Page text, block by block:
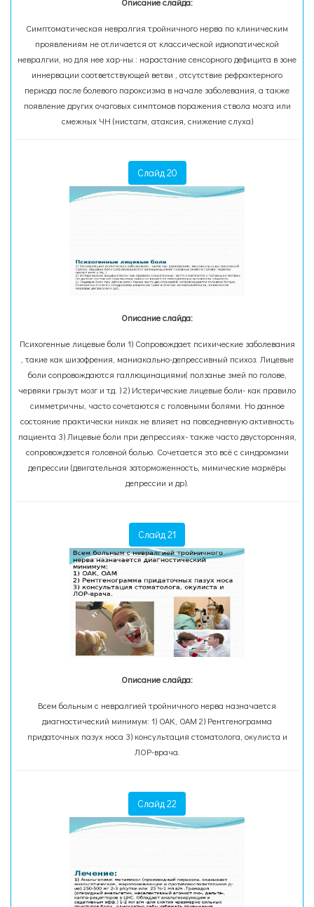
Симптоматическая невралгия тройничного нерва по клиническим
проявлениям не отличается от классической идиопатической
невралгии, но для нее хар-ны : нарастание сенсорного дефицита в зоне
иннервации соответствующей ветви , отсутствие рефрактерного
периода после болевого пароксизма в начале заболевания, а также
появление других очаговых симптомов поражения ствола мозга или
смежных ЧН (нистагм, атаксия, снижение слуха)
Слайд 20
Описание слайда:
Психогенные лицевые боли 1) Сопровождает психические заболевания
, такие как шизофрения, маниакально-депрессивный психоз. Лицевые
боли сопровождаются галлюцинациями( ползанье змей по голове,
червяки грызут мозг и тд. ) 2) Истерические лицевые боли- как правило
симметричны, часто сочетаются с головными болями. Но данное
состояние практически никак не влияет на повседневную активность
пациента 3) Лицевые боли при депрессиях- также часто двусторонняя,
сопровождается головной болью. Сочетается это всё с синдромами
депрессии (двигательная заторможенность, мимические маркёры
депрессии и др).
Слайд 21
Описание слайда:
Всем больным с невралгией тройничного нерва назначается
диагностический минимум: 1) ОАК, ОАМ 2) Рентгенограмма
придаточных пазух носа 3) консультация стоматолога, окулиста и
ЛОР-врача.
Слайд 22